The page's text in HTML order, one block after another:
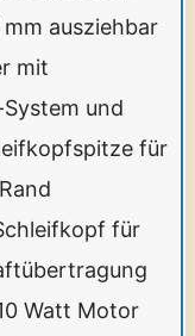
ausziehbar
mit
und
für
für
Watt Motor